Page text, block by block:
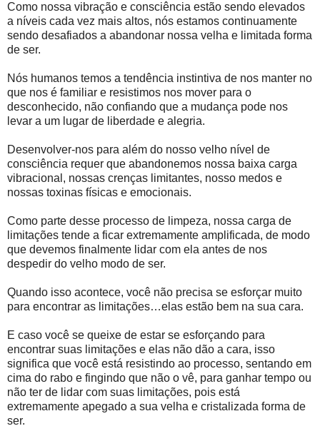
Como nossa vibração e consciência estão sendo elevados
a níveis cada vez mais altos, nós estamos continuamente
sendo desafiados a abandonar nossa velha e limitada forma
de ser.
Nós humanos temos a tendência instintiva de nos manter no
que nos é familiar e resistimos nos mover para o
desconhecido, não confiando que a mudança pode nos
levar a um lugar de liberdade e alegria.
Desenvolver-nos para além do nosso velho nível de
consciência requer que abandonemos nossa baixa carga
vibracional, nossas crenças limitantes, nosso medos e
nossas toxinas físicas e emocionais.
Como parte desse processo de limpeza, nossa carga de
limitações tende a ficar extremamente amplificada, de modo
que devemos finalmente lidar com ela antes de nos
despedir do velho modo de ser.
Quando isso acontece, você não precisa se esforçar muito
para encontrar as limitações…elas estão bem na sua cara.
E caso você se queixe de estar se esforçando para
encontrar suas limitações e elas não dão a cara, isso
significa que você está resistindo ao processo, sentando em
cima do rabo e fingindo que não o vê, para ganhar tempo ou
não ter de lidar com suas limitações, pois está
extremamente apegado a sua velha e cristalizada forma de
ser.